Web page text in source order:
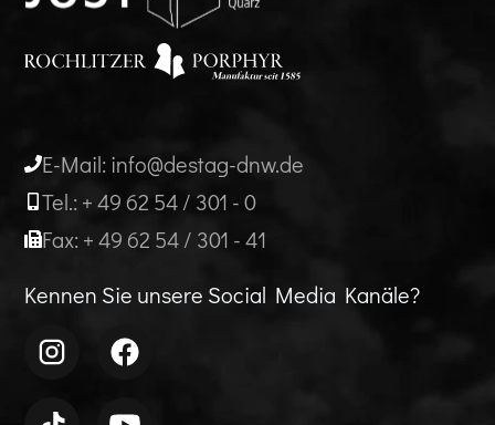
E-Mail: info@destag-dnw.de
Tel.: + 49 62 54 / 301 - 0
Fax: + 49 62 54 / 301 - 41
Kennen Sie unsere Social Media Kanäle?